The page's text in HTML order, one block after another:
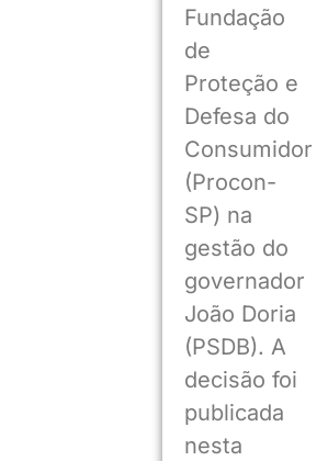
Fundação
de
Proteção e
Defesa do
Consumidor
(Procon-
SP) na
gestão do
governador
João Doria
(PSDB). A
decisão foi
publicada
nesta